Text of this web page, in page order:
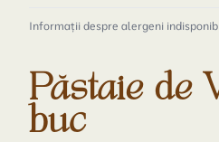
Informații despre alergeni
Păstaie de
buc